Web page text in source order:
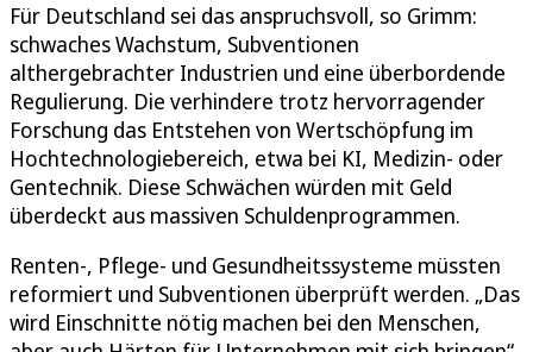
Für Deutschland sei das anspruchsvoll, so Grimm:
schwaches Wachstum, Subventionen
althergebrachter Industrien und eine überbordende
Regulierung. Die verhindere trotz hervorragender
Forschung das Entstehen von Wertschöpfung im
Hochtechnologiebereich, etwa bei KI, Medizin- oder
Gentechnik. Diese Schwächen würden mit Geld
überdeckt aus massiven Schuldenprogrammen.
Renten-, Pflege- und Gesundheitssysteme müssten
reformiert und Subventionen überprüft werden. „Das
wird Einschnitte nötig machen bei den Menschen,